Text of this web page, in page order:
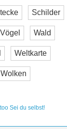
Schilder
Vögel Wald
Weltkarte
Wolken
Sei du selbst!